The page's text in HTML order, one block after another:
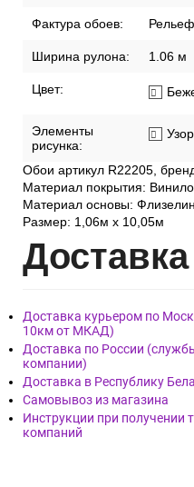
Фактура обоев:
Ширина рулона: 1.06 м
Цвет:
Элементы
рисунка:
Обои артикул R22205,
Материал покрытия:
Материал основы:
Размер: 1,06м х 10,05м
Доставка
Доставка курьером по
10км от МКАД)
Доставка по России
компании)
Доставка в Республику
Самовывоз из магазина
Инструкции при получении
компаний